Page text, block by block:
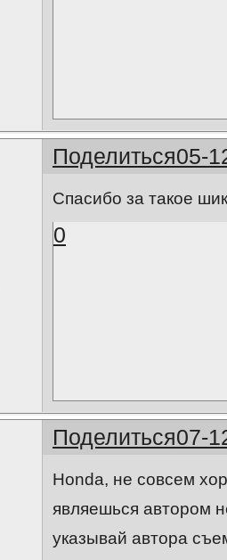
Поделиться05-
Спасибо за такое
0
Поделиться07-
Honda, не совсем
являешься автором
указывай автора